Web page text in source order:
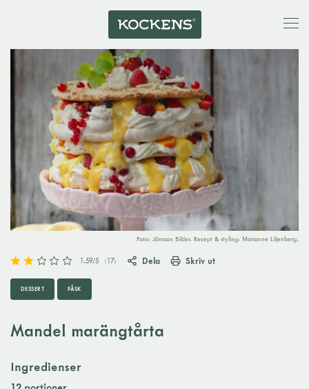
Foto: Jönsson Bilder. Recept & styling: Marianne Liljenberg.
1.59/5 (17) Dela Skriv ut
DESSERT PÅSK
Mandel marängtårta
Ingredienser